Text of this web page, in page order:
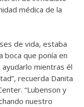
médica de la
de vida, estaba
boca que ponía en
ayudarlo mientras él
recuerda Danita
“Lubenson y
nuestro